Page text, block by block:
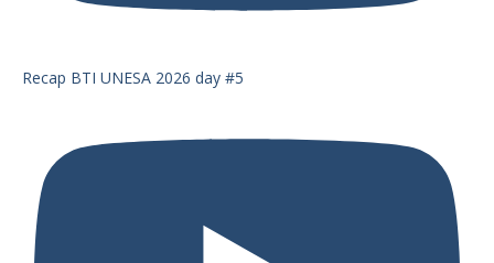
Recap BTI UNESA 2026 day #5